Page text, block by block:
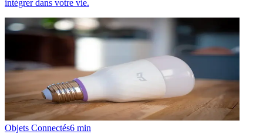
intégrer dans votre vie.
Objets Connectés6 min